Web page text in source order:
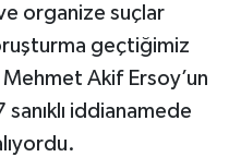
organize suçlar
geçtiğimiz
Akif Ersoy’un
iddianamede